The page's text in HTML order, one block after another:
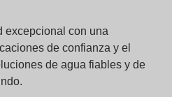
excepcional con una
de confianza y el
de agua fiables y de